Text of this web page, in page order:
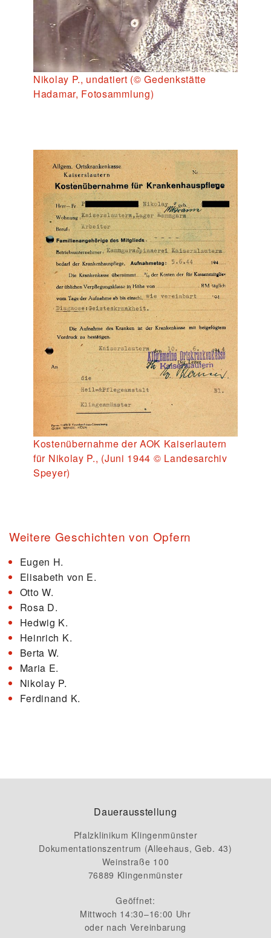
Nikolay P., undatiert (© Gedenkstätte
Hadamar, Fotosammlung)
Kostenübernahme der AOK Kaiserlautern
für Nikolay P., (Juni 1944 © Landesarchiv
Speyer)
Weitere Geschichten von Opfern
Eugen H.
Elisabeth von E.
Otto W.
Rosa D.
Hedwig K.
Heinrich K.
Berta W.
Maria E.
Nikolay P.
Ferdinand K.
Dauerausstellung
Pfalzklinikum Klingenmünster
Dokumentationszentrum (Alleehaus, Geb. 43)
Weinstraße 100
76889 Klingenmünster
Geöffnet:
Mittwoch 14:30–16:00 Uhr
oder nach Vereinbarung